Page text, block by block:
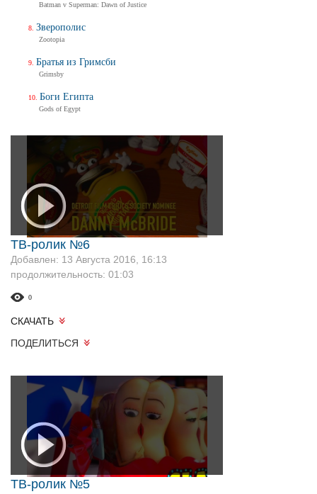
ТВ-ролик №6
Добавлен: 13 Августа 2016, 16:13
продолжительность: 01:03
0
СКАЧАТЬ
ПОДЕЛИТЬСЯ
ТВ-ролик №5
Batman v Superman: Dawn of Justice
Зверополис
Zootopia
Братья из Гримсби
Grimsby
Боги Египта
Gods of Egypt